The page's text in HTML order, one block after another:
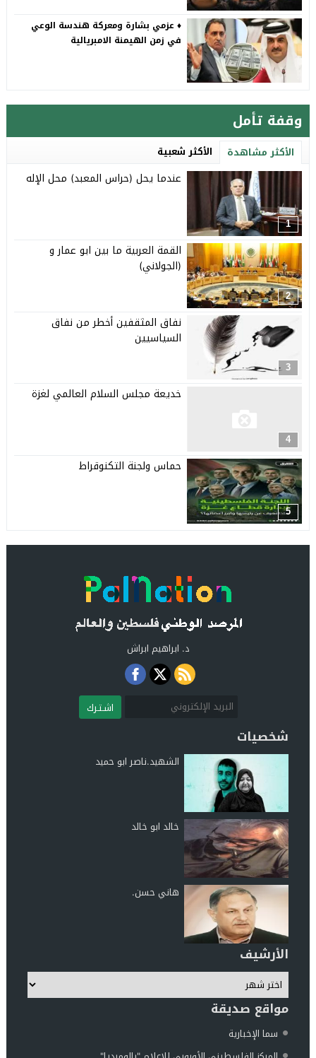
♦️ عزمي بشارة ومعركة هندسة الوعي
في زمن الهيمنة الامبريالية
وقفة تأمل
الأكثر مشاهدة الأكثر شعبية
1
عندما يحل (حراس المعبد) محل الإله
2
القمة العربية ما بين ابو عمار و
(الجولاني)
3
نفاق المثقفين أخطر من نفاق
السياسيين
4
خديعة مجلس السلام العالمي لغزة
5
حماس ولجنة التكنوقراط
د. ابراهيم ابراش
اشـتـرك
شخصيات
الشهيد.ناصر ابو حميد
خالد ابو خالد
هاني حسن.
الأرشيف
مواقع صديقة
سما الإخبارية